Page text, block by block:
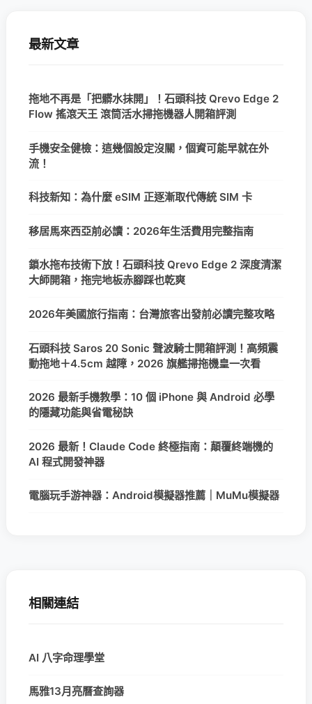
最新文章
拖地不再是「把髒水抹開」！石頭科技 Qrevo Edge 2
Flow 搖滾天王 滾筒活水掃拖機器人開箱評測
手機安全健檢：這幾個設定沒關，個資可能早就在外
流！
科技新知：為什麼 eSIM 正逐漸取代傳統 SIM 卡
移居馬來西亞前必讀：2026年生活費用完整指南
鎖水拖布技術下放！石頭科技 Qrevo Edge 2 深度清潔
大師開箱，拖完地板赤腳踩也乾爽
2026年美國旅行指南：台灣旅客出發前必讀完整攻略
石頭科技 Saros 20 Sonic 聲波騎士開箱評測！高頻震
動拖地＋4.5cm 越障，2026 旗艦掃拖機皇一次看
2026 最新手機教學：10 個 iPhone 與 Android 必學
的隱藏功能與省電秘訣
2026 最新！Claude Code 終極指南：顛覆終端機的
AI 程式開發神器
電腦玩手游神器：Android模擬器推薦｜MuMu模擬器
相關連結
AI 八字命理學堂
馬雅13月亮曆查詢器